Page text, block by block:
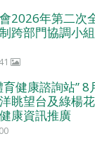
2026年第二次
跨部門協調小
育健康諮詢站” 8
眺望台及綠楊
康資訊推廣